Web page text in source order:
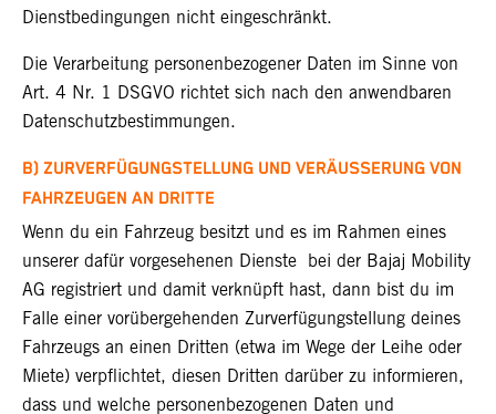
Dienstbedingungen nicht eingeschränkt.
Die Verarbeitung personenbezogener Daten im Sinne von
Art. 4 Nr. 1 DSGVO richtet sich nach den anwendbaren
Datenschutzbestimmungen.
B) ZURVERFÜGUNGSTELLUNG UND VERÄUSSERUNG VON F
AHRZEUGEN AN DRITTE
Wenn du ein Fahrzeug besitzt und es im Rahmen eines
unserer dafür vorgesehenen Dienste bei der Bajaj Mobility
AG registriert und damit verknüpft hast, dann bist du im
Falle einer vorübergehenden Zurverfügungstellung deines
Fahrzeugs an einen Dritten (etwa im Wege der Leihe oder
Miete) verpflichtet, diesen Dritten darüber zu informieren,
dass und welche personenbezogenen Daten und